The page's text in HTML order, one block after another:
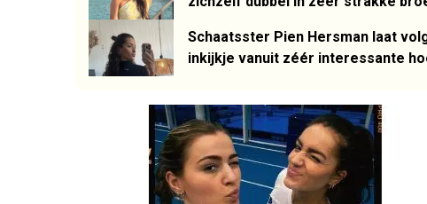
Schaatsster Pien Hersman laat
inkijkje vanuit zéér interessante